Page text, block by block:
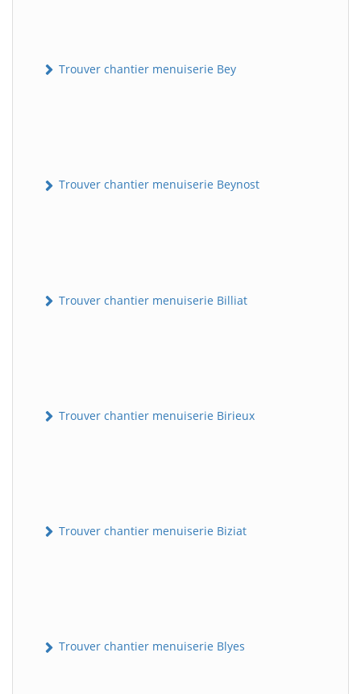
Trouver chantier menuiserie Bey
Trouver chantier menuiserie Beynost
Trouver chantier menuiserie Billiat
Trouver chantier menuiserie Birieux
Trouver chantier menuiserie Biziat
Trouver chantier menuiserie Blyes